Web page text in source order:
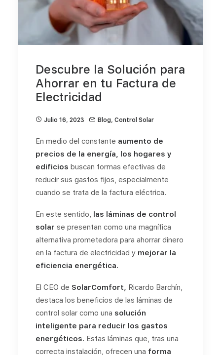
Descubre la Solución para
Ahorrar en tu Factura de
Electricidad
Julio 16, 2023 Blog Control Solar
En medio del constante aumento de
precios de la energía, los hogares y
edificios buscan formas efectivas de
reducir sus gastos fijos, especialmente
cuando se trata de la factura eléctrica.
En este sentido, las láminas de control
solar se presentan como una magnífica
alternativa prometedora para ahorrar dinero
en la factura de electricidad y mejorar la
eficiencia energética.
El CEO de SolarComfort, Ricardo Barchín,
destaca los beneficios de las láminas de
control solar como una solución
inteligente para reducir los gastos
energéticos. Estas láminas que, tras una
correcta instalación, ofrecen una forma